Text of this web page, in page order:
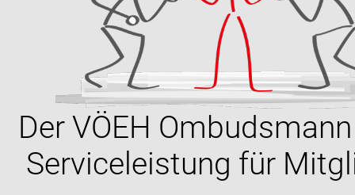
Der VÖEH
Serviceleistung für